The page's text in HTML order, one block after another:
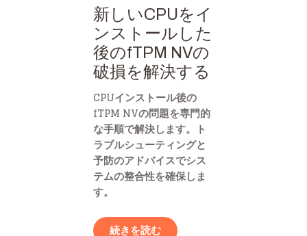
新しいCPUをイ
ンストールした
後のfTPM NVの
破損を解決する
CPUインストール後の
fTPM NVの問題を専門的
な手順で解決します。ト
ラブルシューティングと
予防のアドバイスでシス
テムの整合性を確保しま
す。
続きを読む